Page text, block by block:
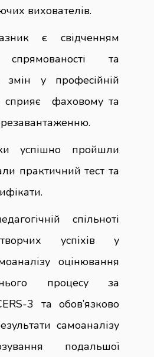
вихователів.
є свідченням
спрямованості та
змін у професійній
сприяє фаховому та
успішно пройшли
практичний тест та
спільноті
успіхів у
оцінювання
процесу за
3 та обов’язково
самоаналізу
подальшої